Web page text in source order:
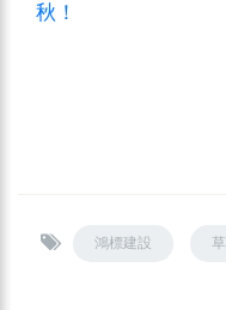
秋！
鴻標建設